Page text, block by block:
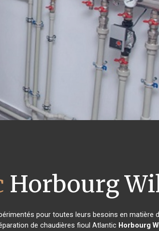
Horbourg
pour toutes leurs besoins en matière
de chaudières fioul Atlantic Horbourg